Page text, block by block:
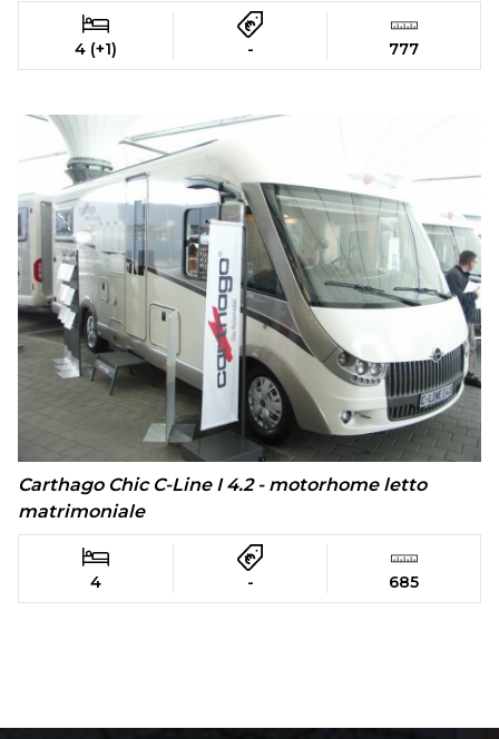
4 (+1) - 777
Carthago Chic C-Line I 4.2 - motorhome letto
matrimoniale
4 - 685